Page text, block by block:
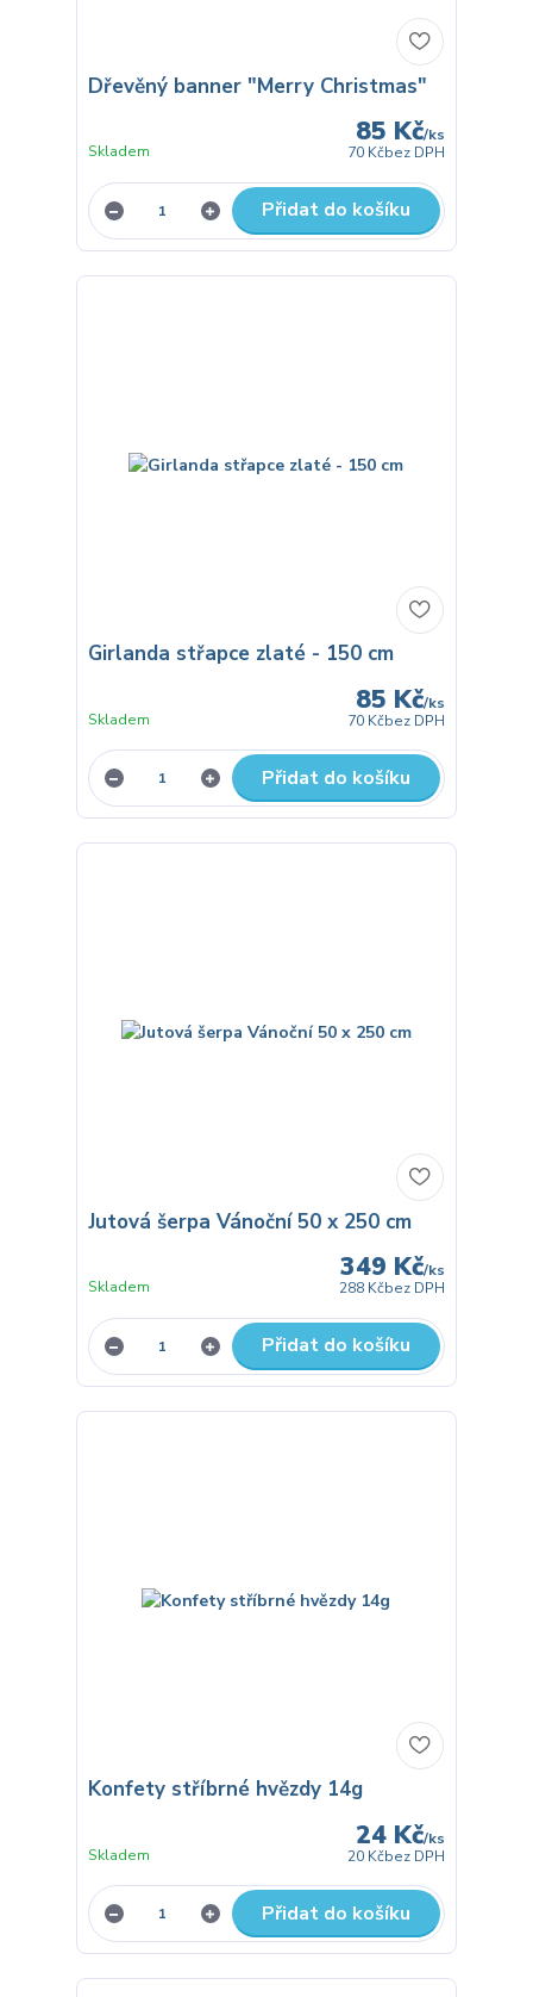
Dřevěný banner "Merry Christmas"
85 Kč/ks
70 Kčbez DPH
Skladem
Přidat do košíku
Girlanda střapce zlaté - 150 cm
85 Kč/ks
70 Kčbez DPH
Skladem
Přidat do košíku
Jutová šerpa Vánoční 50 x 250 cm
349 Kč/ks
288 Kčbez DPH
Skladem
Přidat do košíku
Konfety stříbrné hvězdy 14g
24 Kč/ks
20 Kčbez DPH
Skladem
Přidat do košíku